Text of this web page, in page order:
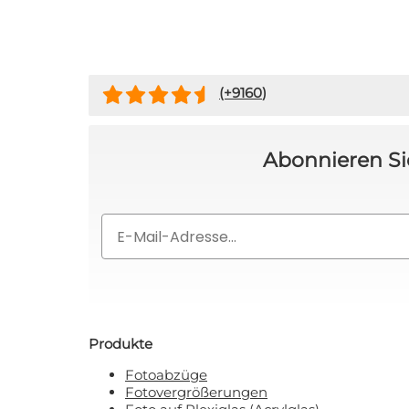
(+9160)
Abonnieren
Produkte
Fotoabzüge
Fotovergrößerungen